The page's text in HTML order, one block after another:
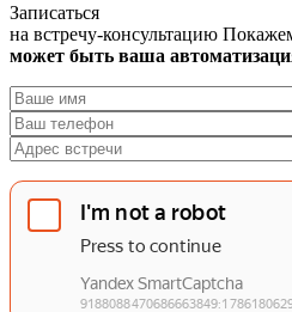
Записаться
на встречу-консультацию
может быть ваша